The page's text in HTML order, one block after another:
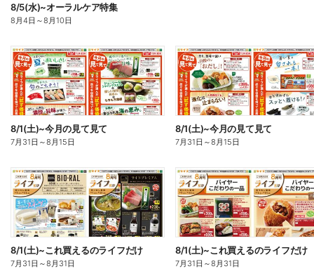
8/5(水)~オーラルケア特集
8月4日 ～8月10日
8/1(土)~今月の見て見て
7月31日 ～8月15日
8/1(土)~今月の見て見て
7月31日 ～8月15日
8/1(土)~これ買えるのライフだけ
7月31日 ～8月31日
8/1(土)~これ買えるのライフだけ
7月31日 ～8月31日